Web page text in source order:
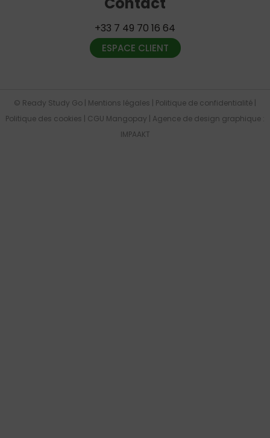
+33 7 49 70 16 64
ESPACE CLIENT
© Ready Study Go | Mentions légales Politique de confidentialité
Politique des cookies
CGU Mangopay Agence de design graphique :
IMPAAKT